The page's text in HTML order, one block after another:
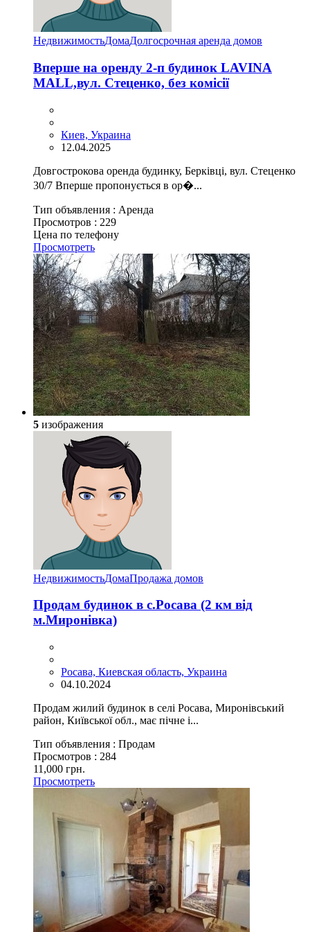
НедвижимостьДомаДолгосрочная аренда домов
Вперше на оренду 2-п будинок LAVINA
MАLL,вул. Стеценко, без комісії
Киев, Украина
12.04.2025
Довгострокова оренда будинку, Берківці, вул. Стеценко
30/7 Вперше пропонується в ор�...
Тип объявления : Аренда
Просмотров : 229
Цена по телефону
Просмотреть
5 изображения
НедвижимостьДомаПродажа домов
Продам будинок в с.Росава (2 км від
м.Миронівка)
Росава, Киевская область, Украина
04.10.2024
Продам жилий будинок в селі Росава, Миронівський
район, Київської обл., має пічне і...
Тип объявления : Продам
Просмотров : 284
11,000 грн.
Просмотреть